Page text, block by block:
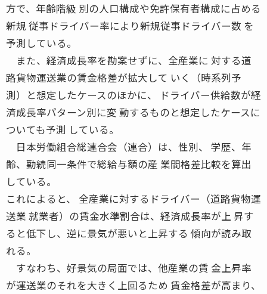
方で、年齢階級 別の人口構成や免許保有者構成に占める
新規 従事ドライバー率により新規従事ドライバー数 を
予測している。
また、経済成長率を勘案せずに、全産業に 対する道
路貨物運送業の賃金格差が拡大して いく（時系列予
測）と想定したケースのほかに、 ドライバー供給数が経
済成長率パターン別に変 動するものと想定したケースに
ついても予測 している。
日本労働組合総連合会（連合）は、性別、 学歴、年
齢、勤続同一条件で総給与額の産 業間格差比較を算出
している。
これによると、 全産業に対するドライバー（道路貨物運
送業 就業者）の賃金水準割合は、経済成長率が上 昇す
ると低下し、逆に景気が悪いと上昇する 傾向が読み取
れる。
すなわち、好景気の局面では、他産業の賃 金上昇率
が運送業のそれを大きく上回るため 賃金格差が高まり、